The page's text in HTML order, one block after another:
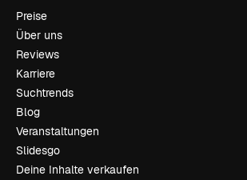
Preise
Über uns
Reviews
Karriere
Suchtrends
Blog
Veranstaltungen
Slidesgo
Deine Inhalte verkaufen